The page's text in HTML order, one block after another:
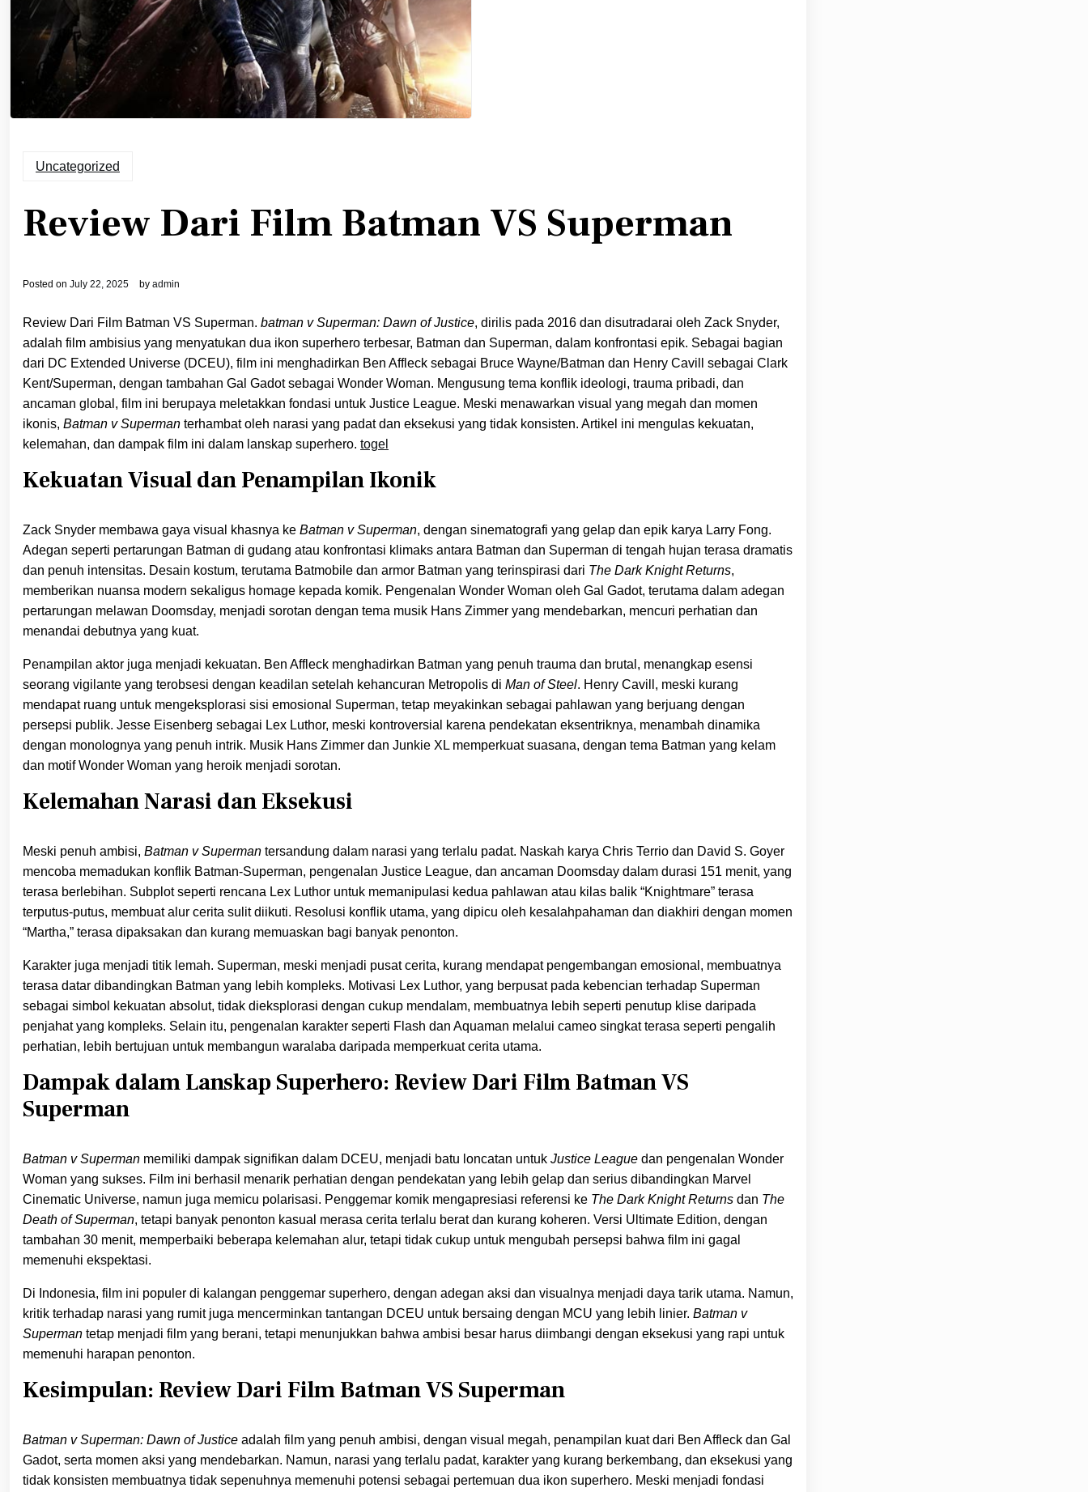
Uncategorized
Review Dari Film Batman VS Superman
Posted on July 22, 2025 by admin
Review Dari Film Batman VS Superman. batman v Superman: Dawn of Justice, dirilis pada 2016 dan disutradarai oleh Zack Snyder,
adalah film ambisius yang menyatukan dua ikon superhero terbesar, Batman dan Superman, dalam konfrontasi epik. Sebagai bagian
dari DC Extended Universe (DCEU), film ini menghadirkan Ben Affleck sebagai Bruce Wayne/Batman dan Henry Cavill sebagai Clark
Kent/Superman, dengan tambahan Gal Gadot sebagai Wonder Woman. Mengusung tema konflik ideologi, trauma pribadi, dan
ancaman global, film ini berupaya meletakkan fondasi untuk Justice League. Meski menawarkan visual yang megah dan momen
ikonis, Batman v Superman terhambat oleh narasi yang padat dan eksekusi yang tidak konsisten. Artikel ini mengulas kekuatan,
kelemahan, dan dampak film ini dalam lanskap superhero. togel
Kekuatan Visual dan Penampilan Ikonik
Zack Snyder membawa gaya visual khasnya ke Batman v Superman, dengan sinematografi yang gelap dan epik karya Larry Fong.
Adegan seperti pertarungan Batman di gudang atau konfrontasi klimaks antara Batman dan Superman di tengah hujan terasa dramatis
dan penuh intensitas. Desain kostum, terutama Batmobile dan armor Batman yang terinspirasi dari The Dark Knight Returns,
memberikan nuansa modern sekaligus homage kepada komik. Pengenalan Wonder Woman oleh Gal Gadot, terutama dalam adegan
pertarungan melawan Doomsday, menjadi sorotan dengan tema musik Hans Zimmer yang mendebarkan, mencuri perhatian dan
menandai debutnya yang kuat.
Penampilan aktor juga menjadi kekuatan. Ben Affleck menghadirkan Batman yang penuh trauma dan brutal, menangkap esensi
seorang vigilante yang terobsesi dengan keadilan setelah kehancuran Metropolis di Man of Steel. Henry Cavill, meski kurang
mendapat ruang untuk mengeksplorasi sisi emosional Superman, tetap meyakinkan sebagai pahlawan yang berjuang dengan
persepsi publik. Jesse Eisenberg sebagai Lex Luthor, meski kontroversial karena pendekatan eksentriknya, menambah dinamika
dengan monolognya yang penuh intrik. Musik Hans Zimmer dan Junkie XL memperkuat suasana, dengan tema Batman yang kelam
dan motif Wonder Woman yang heroik menjadi sorotan.
Kelemahan Narasi dan Eksekusi
Meski penuh ambisi, Batman v Superman tersandung dalam narasi yang terlalu padat. Naskah karya Chris Terrio dan David S. Goyer
mencoba memadukan konflik Batman-Superman, pengenalan Justice League, dan ancaman Doomsday dalam durasi 151 menit, yang
terasa berlebihan. Subplot seperti rencana Lex Luthor untuk memanipulasi kedua pahlawan atau kilas balik “Knightmare” terasa
terputus-putus, membuat alur cerita sulit diikuti. Resolusi konflik utama, yang dipicu oleh kesalahpahaman dan diakhiri dengan momen
“Martha,” terasa dipaksakan dan kurang memuaskan bagi banyak penonton.
Karakter juga menjadi titik lemah. Superman, meski menjadi pusat cerita, kurang mendapat pengembangan emosional, membuatnya
terasa datar dibandingkan Batman yang lebih kompleks. Motivasi Lex Luthor, yang berpusat pada kebencian terhadap Superman
sebagai simbol kekuatan absolut, tidak dieksplorasi dengan cukup mendalam, membuatnya lebih seperti penutup klise daripada
penjahat yang kompleks. Selain itu, pengenalan karakter seperti Flash dan Aquaman melalui cameo singkat terasa seperti pengalih
perhatian, lebih bertujuan untuk membangun waralaba daripada memperkuat cerita utama.
Dampak dalam Lanskap Superhero: Review Dari Film Batman VS
Superman
Batman v Superman memiliki dampak signifikan dalam DCEU, menjadi batu loncatan untuk Justice League dan pengenalan Wonder
Woman yang sukses. Film ini berhasil menarik perhatian dengan pendekatan yang lebih gelap dan serius dibandingkan Marvel
Cinematic Universe, namun juga memicu polarisasi. Penggemar komik mengapresiasi referensi ke The Dark Knight Returns dan The
Death of Superman, tetapi banyak penonton kasual merasa cerita terlalu berat dan kurang koheren. Versi Ultimate Edition, dengan
tambahan 30 menit, memperbaiki beberapa kelemahan alur, tetapi tidak cukup untuk mengubah persepsi bahwa film ini gagal
memenuhi ekspektasi.
Di Indonesia, film ini populer di kalangan penggemar superhero, dengan adegan aksi dan visualnya menjadi daya tarik utama. Namun,
kritik terhadap narasi yang rumit juga mencerminkan tantangan DCEU untuk bersaing dengan MCU yang lebih linier. Batman v
Superman tetap menjadi film yang berani, tetapi menunjukkan bahwa ambisi besar harus diimbangi dengan eksekusi yang rapi untuk
memenuhi harapan penonton.
Kesimpulan: Review Dari Film Batman VS Superman
Batman v Superman: Dawn of Justice adalah film yang penuh ambisi, dengan visual megah, penampilan kuat dari Ben Affleck dan Gal
Gadot, serta momen aksi yang mendebarkan. Namun, narasi yang terlalu padat, karakter yang kurang berkembang, dan eksekusi yang
tidak konsisten membuatnya tidak sepenuhnya memenuhi potensi sebagai pertemuan dua ikon superhero. Meski menjadi fondasi